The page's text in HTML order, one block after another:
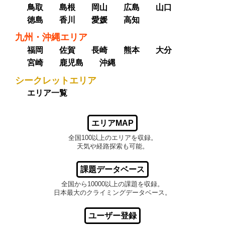
鳥取 島根 岡山 広島
山口
徳島
香川 愛媛 高知
九州・沖縄エリア
福岡 佐賀 長崎 熊本
大分
宮崎
鹿児島 沖縄
シークレットエリア
エリア一覧
エリアMAP
全国100以上のエリアを収録。
天気や経路探索も可能。
課題データベース
全国から10000以上の課題を収録。
日本最大のクライミングデータベース。
ユーザー登録